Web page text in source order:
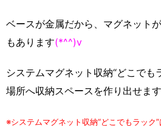
ベースが金属だから、マグネット
もあります(*^^)v
システムマグネット収納“どこでも
場所へ収納スペースを作り出せます
※システムマグネット収納“どこでもラック”